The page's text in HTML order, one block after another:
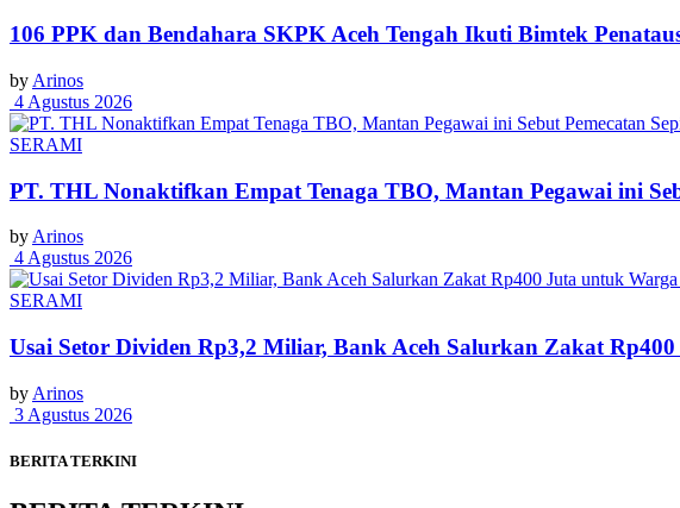
106 PPK dan Bendahara SKPK Aceh Tengah Ikuti Bimtek
by Arinos
4 Agustus 2026
SERAMI
PT. THL Nonaktifkan Empat Tenaga TBO, Mantan Pegawai ini
byArinos
4 Agustus 2026
SERAMI
Usai Setor Dividen Rp3,2 Miliar, Bank Aceh Salurkan Zakat
by Arinos
3 Agustus 2026
BERITA TERKINI